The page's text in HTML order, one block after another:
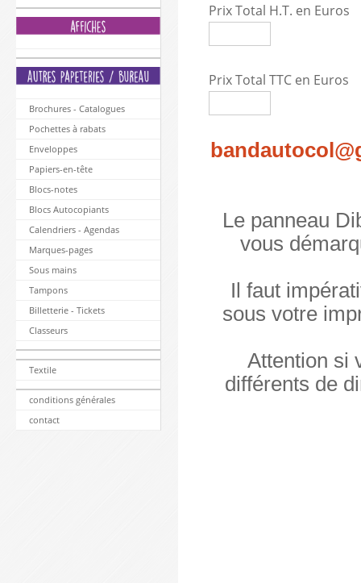
Brochures - Catalogues
Pochettes à rabats
Enveloppes
Papiers-en-tête
Blocs-notes
Blocs Autocopiants
Calendriers - Agendas
Marques-pages
Sous mains
Tampons
Billetterie - Tickets
Classeurs
Textile
conditions générales
contact
Prix Total H.T. en Euros
Prix Total TTC en Euros
Le panneau
vous
Il faut
sous votre
Attention si
différents de